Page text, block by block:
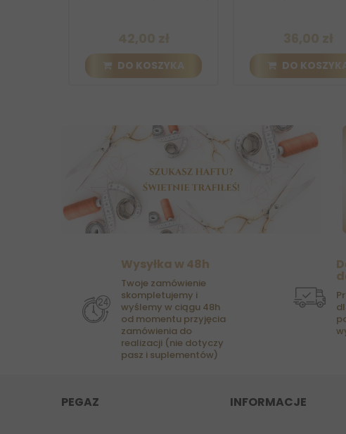
DO KOSZYKA DO KOSZYKA
Wysyłka w 48h
Twoje zamówienie
skompletujemy i
wyślemy w ciągu 48h
od momentu przyjęcia
zamówienia do
realizacji (nie dotyczy
pasz i suplementów)
PEGAZ INFORMACJE